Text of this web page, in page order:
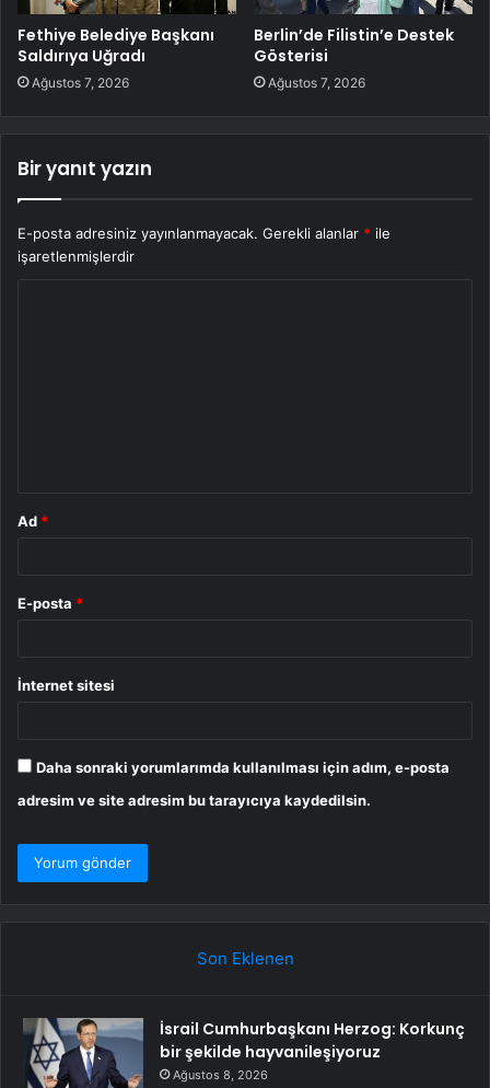
Fethiye Belediye Başkanı
Saldırıya Uğradı
Ağustos 7, 2026
Berlin’de Filistin’e Destek
Gösterisi
Ağustos 7, 2026
Bir yanıt yazın
E-posta adresiniz yayınlanmayacak. Gerekli alanlar * ile
işaretlenmişlerdir
Ad *
E-posta *
İnternet sitesi
Daha sonraki yorumlarımda kullanılması için adım, e-posta
adresim ve site adresim bu tarayıcıya kaydedilsin.
Son Eklenen
İsrail Cumhurbaşkanı Herzog: Korkunç
bir şekilde hayvanileşiyoruz
Ağustos 8, 2026